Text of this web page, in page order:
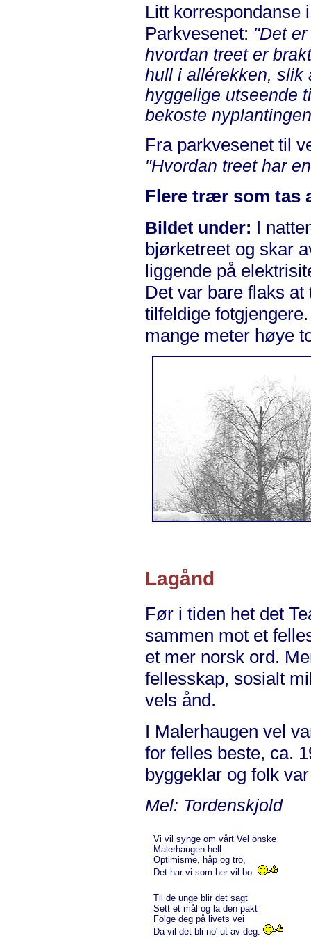
Litt korrespondanse
Parkvesenet: "Det
hvordan treet er
hull i allérekken, slik
hyggelige utseende
bekoste
Fra parkvesenet til
"Hvordan treet har
Flere trær som tas
Bildet under: I
bjørketreet og skar
liggende på
Det var bare flaks
tilfeldige
mange meter høye
Lagånd
Før i tiden het det
sammen mot et
et mer norsk ord.
fellesskap, sosialt
vels ånd.
I Malerhaugen vel
for felles beste, ca.
byggeklar og folk
Mel: Tordenskjold
Vi vil synge om vårt Vel önske
Malerhaugen hell.
Optimisme, håp og tro,
Det har vi som her vil bo.
Til de unge blir det sagt
Sett et mål og la den pakt
Fölge deg på livets vei
Da vil det bli no' ut av deg.